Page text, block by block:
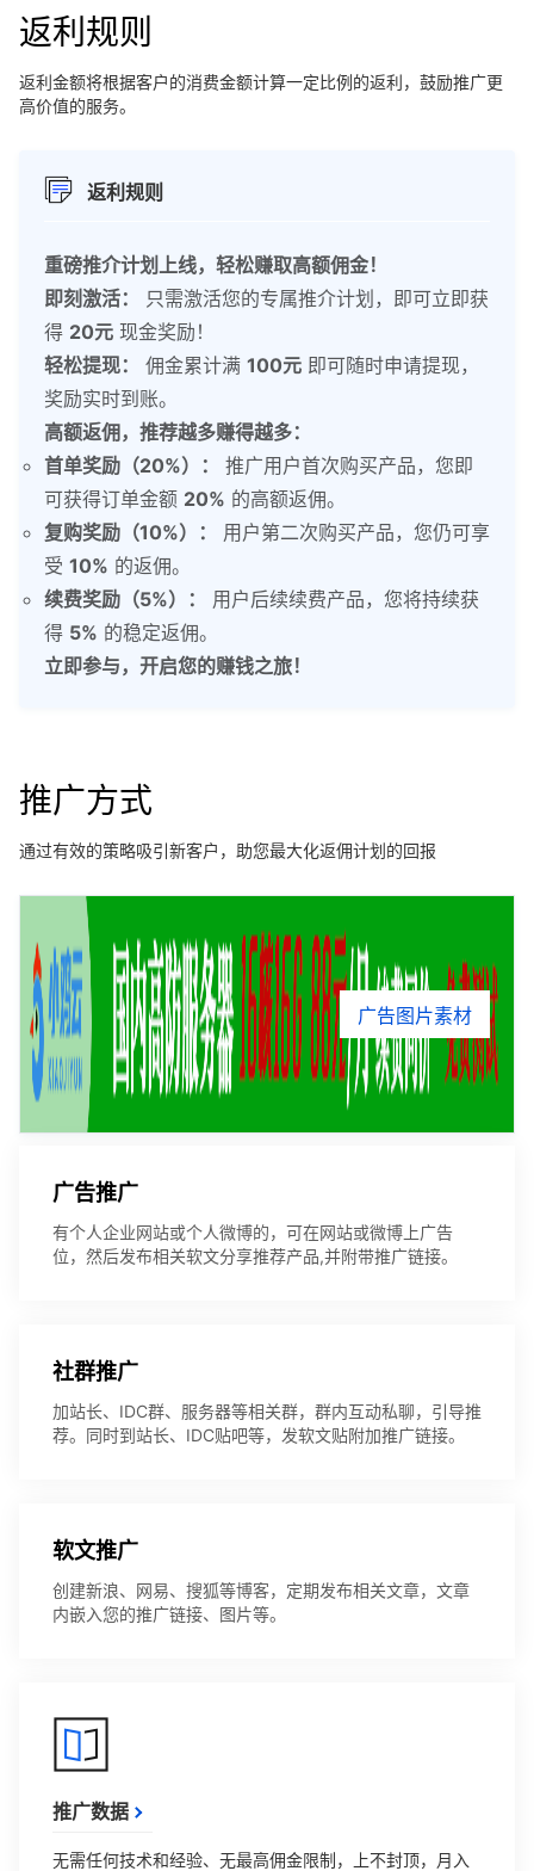
返利规则
返利金额将根据客户的消费金额计算一定比例的返利，鼓励推广更
高价值的服务。
返利规则
重磅推介计划上线，轻松赚取高额佣金！
即刻激活：
只需激活您的专属推介计划，即可立即获
得 20元 现金奖励！
轻松提现：
佣金累计满 100元 即可随时申请提现，
奖励实时到账。
高额返佣，推荐越多赚得越多：
首单奖励（20%）：
推广用户首次购买产品，您即
可获得订单金额 20% 的高额返佣。
复购奖励（10%）：
用户第二次购买产品，您仍可享
受 10% 的返佣。
续费奖励（5%）：
用户后续续费产品，您将持续获
得 5% 的稳定返佣。
立即参与，开启您的赚钱之旅！
推广方式
通过有效的策略吸引新客户，助您最大化返佣计划的回报
广告图片素材
广告推广
有个人企业网站或个人微博的，可在网站或微博上广告
位，然后发布相关软文分享推荐产品,并附带推广链接。
社群推广
加站长、IDC群、服务器等相关群，群内互动私聊，引导推
荐。同时到站长、IDC贴吧等，发软文贴附加推广链接。
软文推广
创建新浪、网易、搜狐等博客，定期发布相关文章，文章
内嵌入您的推广链接、图片等。
推广数据
无需任何技术和经验、无最高佣金限制，上不封顶，月入